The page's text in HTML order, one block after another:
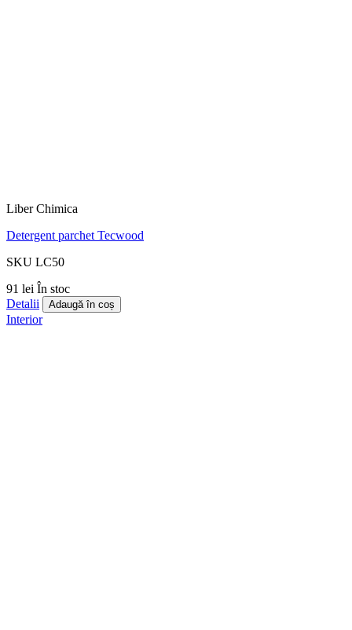
Liber Chimica
Detergent parchet Tecwood
SKU LC50
91 lei În stoc
Detalii
Adaugă în coș
Interior